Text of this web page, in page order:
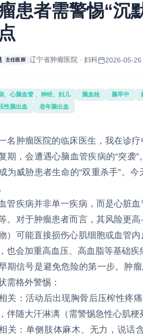
患者需警惕“沉
主任医师 辽宁省肿瘤医院 · 妇科 2026-05-26
、心脑血管 、神经、妇儿 脑血栓 脑卒中
性脑出血
老年脑出血
名肿瘤医院的临床医生，我在诊
期，会遭遇心脑血管疾病的“突袭
为威胁患者生命的“双重杀手”。
管疾病并非单一疾病，而是心脏
。对于肿瘤患者而言，其风险更
）可能直接损伤心肌细胞或血管
也会加重高血压、高血脂等基础疾
期信号是避免危险的第一步。肿
需格外警惕：
关：活动后出现胸骨后压榨性疼
伴随大汗淋漓（需警惕急性心肌梗
关：单侧肢体麻木、无力，说话